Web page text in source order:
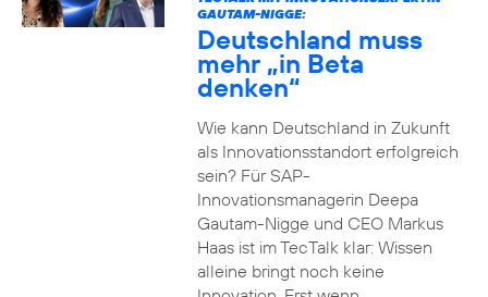
GAUTAM-NIGGE:
Deutschland muss
mehr „in Beta
denken“
Wie kann Deutschland in Zukunft
als Innovationsstandort erfolgreich
sein? Für SAP-
Innovationsmanagerin Deepa
Gautam-Nigge und CEO Markus
Haas ist im TecTalk klar: Wissen
alleine bringt noch keine